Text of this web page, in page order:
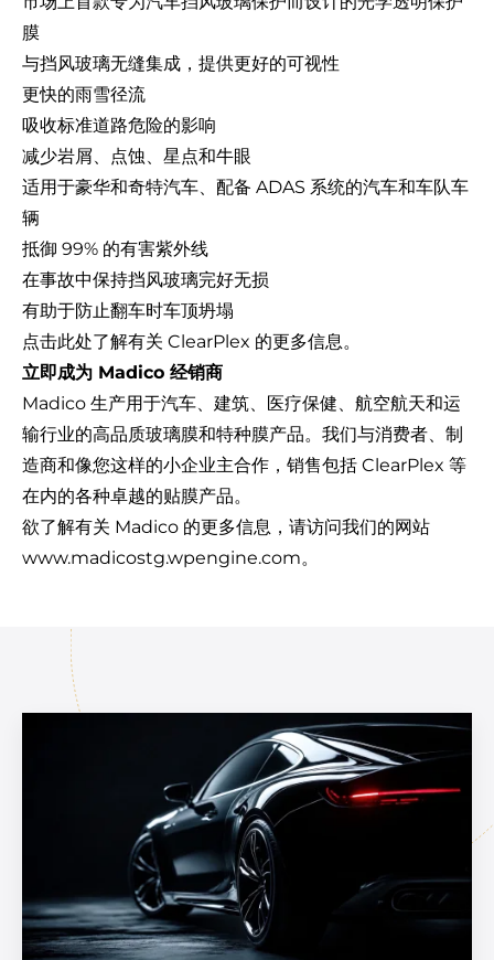
膜
与挡风玻璃无缝集成，提供更好的可视性
更快的雨雪径流
吸收标准道路危险的影响
减少岩屑、点蚀、星点和牛眼
适用于豪华和奇特汽车、配备 ADAS 系统的汽车和车队车
辆
抵御 99% 的有害紫外线
在事故中保持挡风玻璃完好无损
有助于防止翻车时车顶坍塌
点击此处了解有关 ClearPlex 的更多信息。
立即成为 Madico 经销商
Madico 生产用于汽车、建筑、医疗保健、航空航天和运
输行业的高品质玻璃膜和特种膜产品。我们与消费者、制
造商和像您这样的小企业主合作，销售包括 ClearPlex 等
在内的各种卓越的贴膜产品。
欲了解有关 Madico 的更多信息，请访问我们的网站
www.madicostg.wpengine.com。